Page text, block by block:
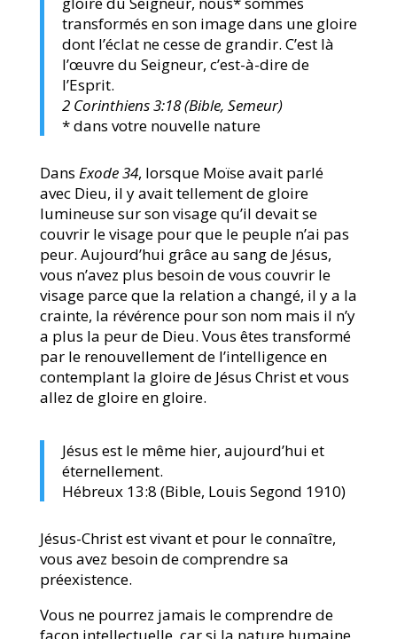
transformés en son image dans une gloire
dont l’éclat ne cesse de grandir. C’est là
l’œuvre du Seigneur, c’est-à-dire de
l’Esprit.
2 Corinthiens 3:18 (Bible, Semeur)
* dans votre nouvelle nature
Dans Exode 34, lorsque Moïse avait parlé
avec Dieu, il y avait tellement de gloire
lumineuse sur son visage qu’il devait se
couvrir le visage pour que le peuple n’ai pas
peur. Aujourd’hui grâce au sang de Jésus,
vous n’avez plus besoin de vous couvrir le
visage parce que la relation a changé, il y a la
crainte, la révérence pour son nom mais il n’y
a plus la peur de Dieu. Vous êtes transformé
par le renouvellement de l’intelligence en
contemplant la gloire de Jésus Christ et vous
allez de gloire en gloire.
Jésus est le même hier, aujourd’hui et
éternellement.
Hébreux 13:8 (Bible, Louis Segond 1910)
Jésus-Christ est vivant et pour le connaître,
vous avez besoin de comprendre sa
préexistence.
Vous ne pourrez jamais le comprendre de